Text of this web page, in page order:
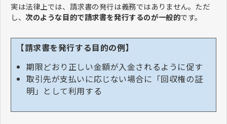
実は法律上では、請求書の発行は義務ではありません。ただ
し、次のような目的で請求書を発行するのが一般的です。
【請求書を発行する目的の例】
期限どおり正しい金額が入金されるように促す
取引先が支払いに応じない場合に「回収権の証
明」として利用する